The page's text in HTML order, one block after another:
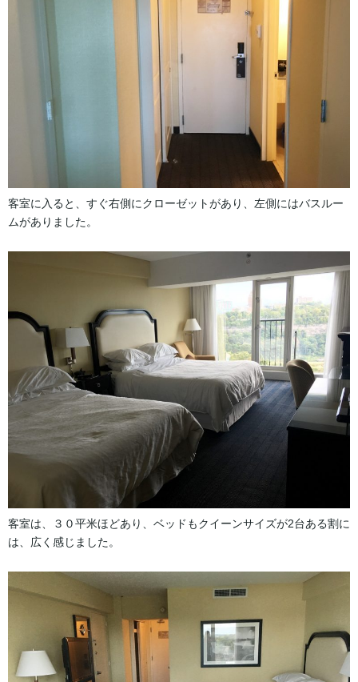
客室に入ると、すぐ右側にクローゼットがあり、左側にはバスルー
ムがありました。
客室は、３０平米ほどあり、ベッドもクイーンサイズが2台ある割に
は、広く感じました。